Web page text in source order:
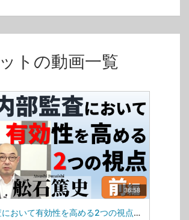
トの動画一覧
36:58
内部監査において有効性を高める2つの視点_前編(VM08)